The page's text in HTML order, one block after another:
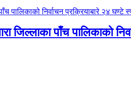
जिल्लाका पाँच पालिकाको